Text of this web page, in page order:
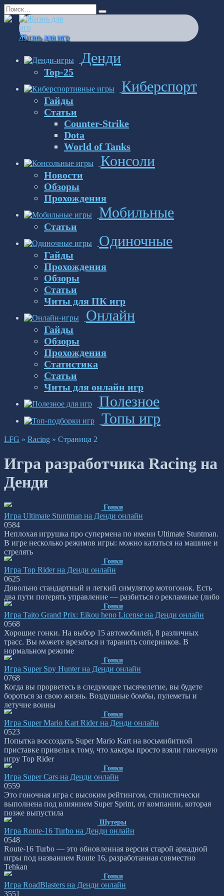
Перейти
к
содержанию
Search
for:
Жизнь для игр
Денди
Top-25
Киберспорт
Гайды
Статьи
Counter-Strike
Dota
World of Tanks
Консоли
Новости
Обзоры
Прохождения
Мобильные
Статьи
Одиночные
Гайды
Прохождения
Обзоры
Статьи
Читы для ПК игр
Онлайн
Гайды
Обзоры
Прохождения
Статистика
Статьи
Читы для онлайн игр
Полезное
Топы игр
LFG » Racing » Страница 2
Игра разработчика Racing на
Денди
Гонки
Игра Ultimate Stuntman на Денди онлайн
0584
Неплохая игрушка про супермена по имени Ultimate Stuntman.
В игре несколько режимов игры: можно кататься на машине и
стрелять
Гонки
Игра Top Rider на Денди онлайн
0625
Довольно стандартный и легкий симулятор мотогонок. Есть
два пути потерять управление — разбиться о рекламные (либо
Гонки
Игра Taito Grand Prix: Eikou heno License на Денди онлайн
0568
Хорошие гонки. На выбор 15 автомобилей, 8 различных
трасс. Вы можете врезаться и таранить соперников. В
нормальном режиме
Гонки
Игра Super Spy Hunter на Денди онлайн
0768
Когда вы прорветесь в следующее тысячелетие, вы будете
бороться за свою жизнь. Воздушные бомбы, пулеметы и
летучие воины
Гонки
Игра Super Mario Kart Rider на Денди онлайн
0523
Попытка воссоздать Super Mario Kart на восьмибитной
приставке привела к тому, что хакеры просто взяли гоночную
игру Top Rider
Гонки
Игра Super Cars на Денди онлайн
0559
Это гоночная игра с высоким рейтингом, стилистически
выполнена под влиянием Super Sprint, от компании, которая
позже выпустила
Шутеры
Игра Route-16 Turbo на Денди онлайн
0548
Route-16 Turbo — это обновленная версия старой аркадной
игры под названием Route 16, разработанная совместно
Tehkan
Гонки
Игра RoadBlasters на Денди онлайн
3551